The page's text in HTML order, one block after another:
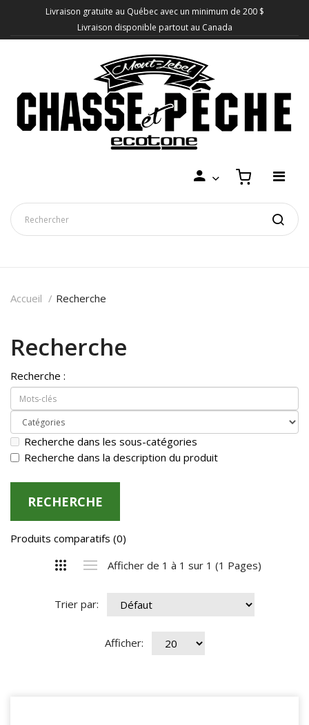
Livraison gratuite au Québec avec un minimum de 200 $
Livraison disponible partout au Canada
Accueil Recherche
Recherche
Recherche :
Recherche dans les sous-catégories
Recherche dans la description du produit
Produits comparatifs (0)
Afficher de 1 à 1 sur 1 (1 Pages)
Trier par:
Afficher: